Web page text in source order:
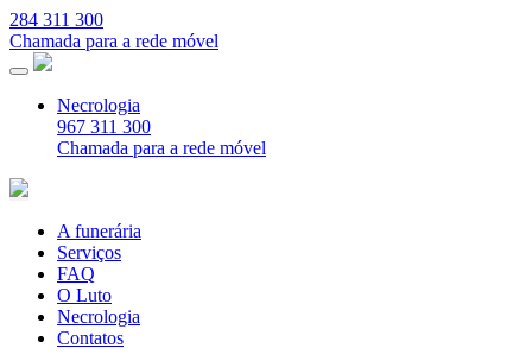
284 311 300
Chamada para a rede móvel
Necrologia
967 311 300
Chamada para a rede móvel
A funerária
Serviços
FAQ
O Luto
Necrologia
Contatos